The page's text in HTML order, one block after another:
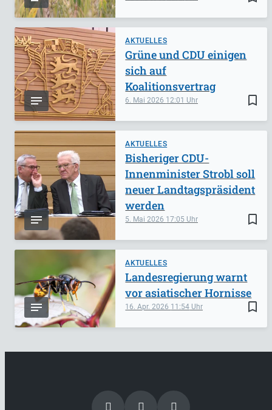
AKTUELLES
bookmark_border
6. Mai 2026 12:01
Grüne und CDU einigen
sich auf
Koalitionsvertrag
AKTUELLES
bookmark_border
5. Mai 2026 17:05
Bisheriger CDU-
Innenminister Strobl soll
neuer Landtagspräsident
werden
AKTUELLES
bookmark_border
16. Apr. 2026 11:54
Landesregierung warnt
vor asiatischer Hornisse